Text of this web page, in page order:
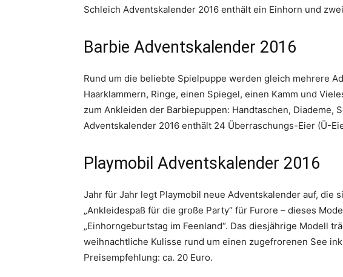
Schleich Adventskalender 2016 enthält ein Einhorn und
Barbie Adventskalender 2016
Rund um die beliebte Spielpuppe werden gleich mehrere
Haarklammern, Ringe, einen Spiegel, einen Kamm und
zum Ankleiden der Barbiepuppen: Handtaschen,
Adventskalender 2016 enthält 24 Überraschungs-Eier (Ü-
Playmobil Adventskalender 2016
Jahr für Jahr legt Playmobil neue Adventskalender auf, die
„Ankleidespaß für die große Party“ für Furore – dieses
„Einhorngeburtstag im Feenland“. Das diesjährige Modell
weihnachtliche Kulisse rund um einen zugefrorenen See
Preisempfehlung: ca. 20 Euro.